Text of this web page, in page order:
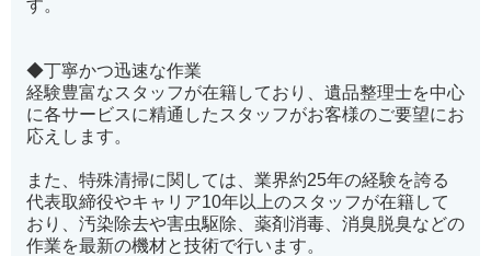
す。
◆丁寧かつ迅速な作業
経験豊富なスタッフが在籍しており、遺品整理士を中心
に各サービスに精通したスタッフがお客様のご要望にお
応えします。
また、特殊清掃に関しては、業界約25年の経験を誇る
代表取締役やキャリア10年以上のスタッフが在籍して
おり、汚染除去や害虫駆除、薬剤消毒、消臭脱臭などの
作業を最新の機材と技術で行います。